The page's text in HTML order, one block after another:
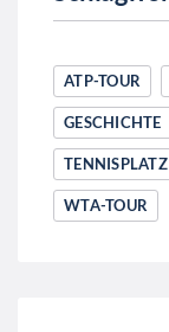
ATP-TOUR
GESCHICHTE
TENNISPLATZ
WTA-TOUR